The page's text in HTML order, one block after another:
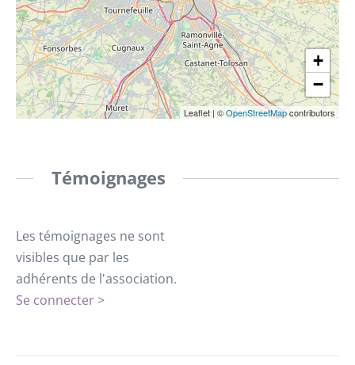
+
−
Leaflet | ©OpenStreetMapcontributors
Témoignages
Les témoignages ne sont
visibles que par les
adhérents de l'association.
Se connecter >